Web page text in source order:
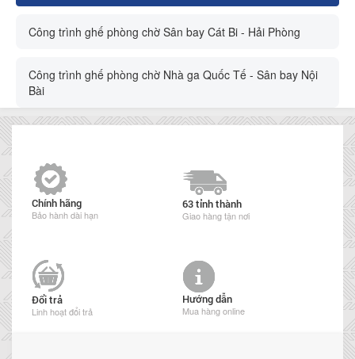
Công trình ghế phòng chờ Sân bay Cát Bi - Hải Phòng
Công trình ghế phòng chờ Nhà ga Quốc Tế - Sân bay Nội
Bài
Chính hãng
Bảo hành dài hạn
63 tỉnh thành
Giao hàng tận nơi
Đổi trả
Linh hoạt đổi trả
Hướng dẫn
Mua hàng online